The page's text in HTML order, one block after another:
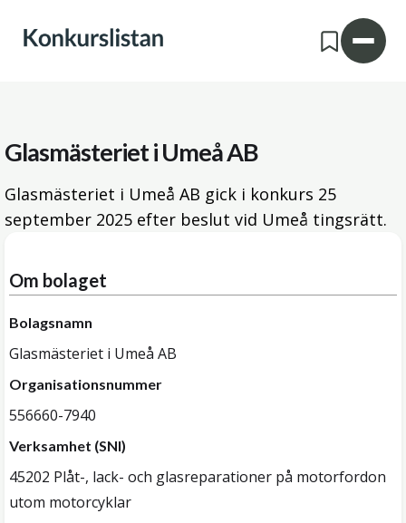
Glasmästeriet i Umeå AB
Glasmästeriet i Umeå AB gick i konkurs 25
september 2025 efter beslut vid Umeå tingsrätt.
Om bolaget
Bolagsnamn
Glasmästeriet i Umeå AB
Organisationsnummer
556660-7940
Verksamhet (SNI)
45202 Plåt-, lack- och glasreparationer på motorfordon
utom motorcyklar